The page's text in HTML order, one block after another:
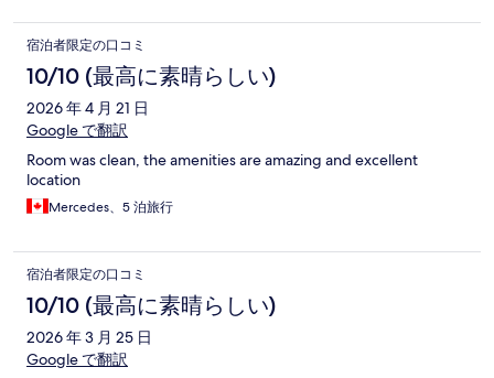
宿泊者限定の口コミ
10/10 (最高に素晴らしい)
2026 年 4 月 21 日
Google で翻訳
Room was clean, the amenities are amazing and excellent
location
Mercedes、5 泊旅行
宿泊者限定の口コミ
10/10 (最高に素晴らしい)
2026 年 3 月 25 日
Google で翻訳